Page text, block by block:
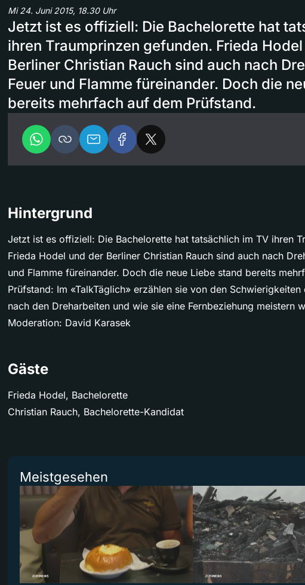
Mi 24. Juni 2015, 18.30 Uhr
Jetzt ist es offiziell: Die Bachelorette hat
ihren Traumprinzen gefunden. Frieda
Berliner Christian Rauch sind auch nach
Feuer und Flamme füreinander. Doch die
bereits mehrfach auf dem Prüfstand.
Hintergrund
Jetzt ist es offiziell: Die Bachelorette hat tatsächlich im TV ihren
Frieda Hodel und der Berliner Christian Rauch sind auch nach
und Flamme füreinander. Doch die neue Liebe stand bereits
Prüfstand: Im «TalkTäglich» erzählen sie von den
nach den Dreharbeiten und wie sie eine Fernbeziehung meistern
Moderation: David Karasek
Gäste
Frieda Hodel, Bachelorette
Christian Rauch, Bachelorette-Kandidat
Meistgesehen